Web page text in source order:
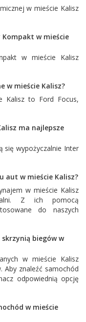
w mieście Kalisz
w mieście
w mieście Kalisz
w mieście Kalisz?
Kalisz to Ford Focus,
ma najlepsze
się wypożyczalnie Inter
aut w mieście Kalisz?
w mieście Kalisz
Z ich pomocą
do naszych
biegów w
w mieście Kalisz
Aby znaleźć samochód
odpowiednią opcję
w mieście